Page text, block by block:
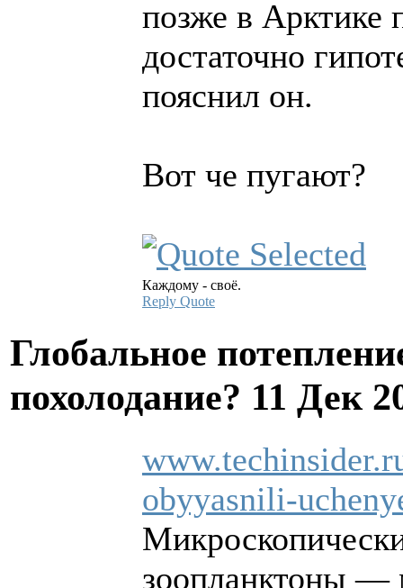
позже в Арктике
достаточно
пояснил он.
Вот че пугают?
Каждому - своё.
Reply Quote
Глобальное
похолодание? 11 Дек
obyyasnili-
зоопланктоны —